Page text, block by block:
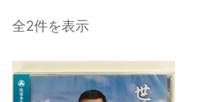
全2件を表示